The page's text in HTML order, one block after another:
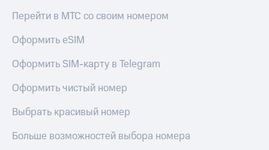
Контакты
развитие
деловая этика
На главную
Перейти в МТС со своим номером
Оформить eSIM
Оформить SIM-карту в Telegram
Оформить чистый номер
Выбрать красивый номер
Больше возможностей выбора номера